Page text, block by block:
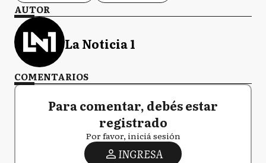
AUTOR
La Noticia 1
COMENTARIOS
Para comentar, debés estar
registrado
Por favor, iniciá sesión
INGRESA